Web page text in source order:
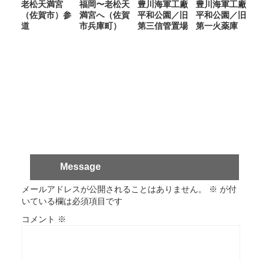
老松天満宮
（佐賀市）参
道
福岡〜老松天
満宮へ（佐賀
市兵庫町）
豊川海軍工廠
平和公園／旧
第三信管置場
豊川海軍工廠
平和公園／旧
第一火薬庫
Message
メールアドレスが公開されることはありません。 ※ が付
いている欄は必須項目です
コメント ※